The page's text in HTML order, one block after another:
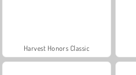
Harvest Honors Classic